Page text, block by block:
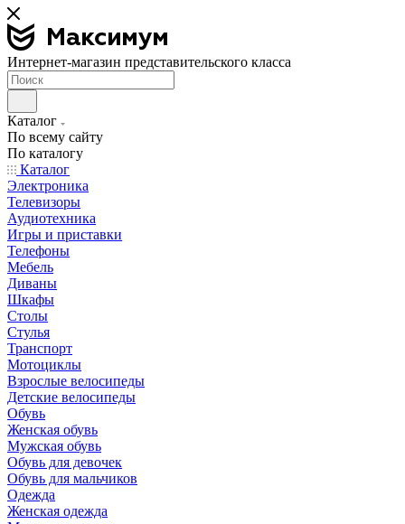
Интернет-магазин представительского класса
Каталог
По всему сайту
По каталогу
Каталог
Электроника
Телевизоры
Аудиотехника
Игры и приставки
Телефоны
Мебель
Диваны
Шкафы
Столы
Стулья
Транспорт
Мотоциклы
Взрослые велосипеды
Детские велосипеды
Обувь
Женская обувь
Мужская обувь
Обувь для девочек
Обувь для мальчиков
Одежда
Женская одежда